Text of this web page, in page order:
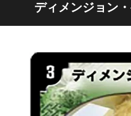
ディメンジョン